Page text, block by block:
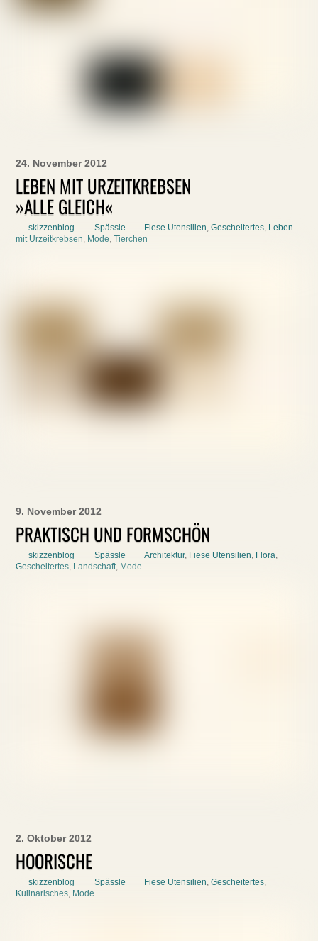
24. November 2012
LEBEN MIT URZEITKREBSEN
»ALLE GLEICH«
skizzenblog Spässle Fiese Utensilien,Gescheitertes, Leben
mit Urzeitkrebsen, Mode,Tierchen
9. November 2012
PRAKTISCH UND FORMSCHÖN
skizzenblog Spässle Architektur, Fiese Utensilien Flora
Gescheitertes Landschaft Mode
2. Oktober 2012
HOORISCHE
skizzenblog Spässle Fiese Utensilien,Gescheitertes,
Kulinarisches, Mode